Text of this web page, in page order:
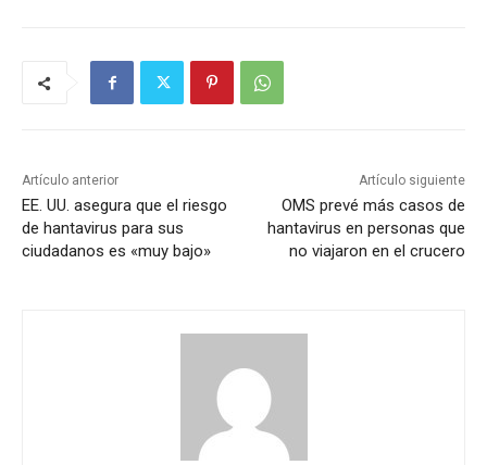
Artículo anterior
EE. UU. asegura que el riesgo
de hantavirus para sus
ciudadanos es «muy bajo»
Artículo siguiente
OMS prevé más casos de
hantavirus en personas que
no viajaron en el crucero